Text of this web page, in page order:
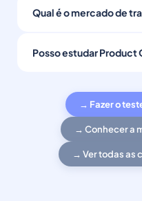
Qual é o mercado de
Posso estudar Product
→ Fazer o
→ Conhecer a
→ Ver todas as